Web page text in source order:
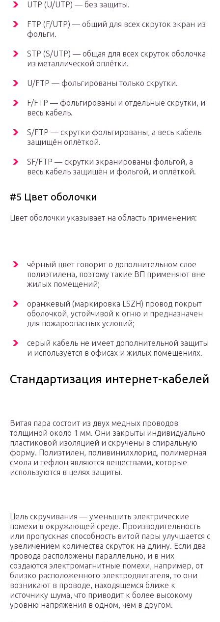
UTP (U/UTP) — без защиты.
FTP (F/UTP) — общий для всех скруток экран из
фольги.
STP (S/UTP) — общая для всех скруток оболочка
из металлической оплётки.
U/FTP — фольгированы только скрутки.
F/FTP — фольгированы и отдельные скрутки, и
весь кабель.
S/FTP — скрутки фольгированы, а весь кабель
защищён оплёткой.
SF/FTP — скрутки экранированы фольгой, а
весь кабель защищён и фольгой, и оплёткой.
#5 Цвет оболочки
Цвет оболочки указывает на область применения:
чёрный цвет говорит о дополнительном слое
полиэтилена, поэтому такие ВП применяют вне
жилых помещений;
оранжевый (маркировка LSZH) провод покрыт
оболочкой, устойчивой к огню и предназначен
для пожароопасных условий;
серый кабель не имеет дополнительной защиты
и используется в офисах и жилых помещениях.
Стандартизация интернет-кабелей
Витая пара состоит из двух медных проводов
толщиной около 1 мм. Они закрыты индивидуально
пластиковой изоляцией и скручены в спиральную
форму. Полиэтилен, поливинилхлорид, полимерная
смола и тефлон являются веществами, которые
используются в целях защиты.
Цель скручивания — уменьшить электрические
помехи в окружающей среде. Производительность
или пропускная способность витой пары улучшается с
увеличением количества скруток на длину. Если два
провода расположены параллельно, и в них
создаются электромагнитные помехи, например, от
близко расположенного электродвигателя, то они
возникают в проводе, находящемся ближе к
источнику шума, что приводит к более высокому
уровню напряжения в одном, чем в другом.